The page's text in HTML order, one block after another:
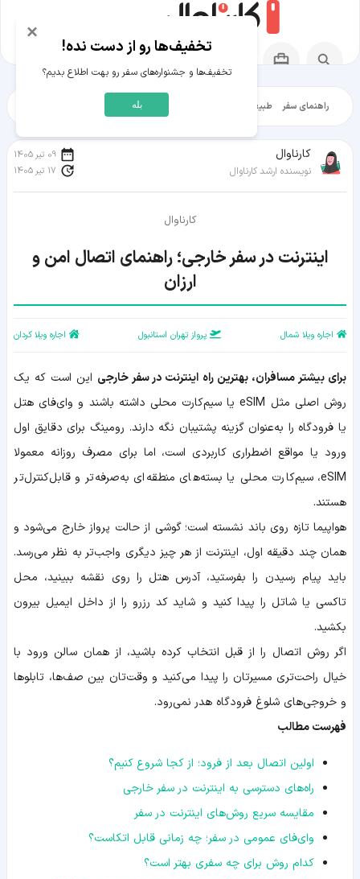
راهنمای سفر طبیعت‌گردی شهرگردی
کارناوال
نویسنده ارشد کارناوال
09 تیر 1405
17 تیر 1405
کارناوال
اینترنت در سفر خارجی؛ راهنمای اتصال امن و
ارزان
اجاره ویلا شمال پرواز تهران استانبول اجاره ویلا کردان
برای بیشتر مسافران، بهترین راه اینترنت در سفر خارجی این است که یک
روش اصلی مثل eSIM یا سیم‌کارت محلی داشته باشند و وای‌فای هتل
یا فرودگاه را به‌عنوان گزینه پشتیبان نگه دارند. رومینگ برای دقایق اول
ورود یا مواقع اضطراری کاربردی است، اما برای مصرف روزانه معمولا
eSIM، سیم‌کارت محلی یا بسته‌های منطقه‌ای به‌صرفه‌تر و قابل‌کنترل‌تر
هستند.
هواپیما تازه روی باند نشسته است؛ گوشی از حالت پرواز خارج می‌شود و
همان چند دقیقه اول، اینترنت از هر چیز دیگری واجب‌تر به نظر می‌رسد.
باید پیام رسیدن را بفرستید، آدرس هتل را روی نقشه ببینید، محل
تاکسی یا شاتل را پیدا کنید و شاید کد رزرو را از داخل ایمیل بیرون
بکشید.
اگر روش اتصال را از قبل انتخاب کرده باشید، از همان سالن ورود با
خیال راحت‌تری مسیرتان را پیدا می‌کنید و وقت‌تان بین صف‌ها، تابلوها
و خروجی‌های شلوغ فرودگاه هدر نمی‌رود.
فهرست مطالب
اولین اتصال بعد از فرود؛ از کجا شروع کنیم؟
راه‌های دسترسی به اینترنت در سفر خارجی
مقایسه سریع روش‌های اینترنت در سفر
وای‌فای عمومی در سفر؛ چه زمانی قابل اتکاست؟
کدام روش برای چه سفری بهتر است؟
×
تخفیف‌ها رو از دست نده!
تخفیف‌ها و جشنواره‌های سفر رو بهت اطلاع بدیم؟
بله